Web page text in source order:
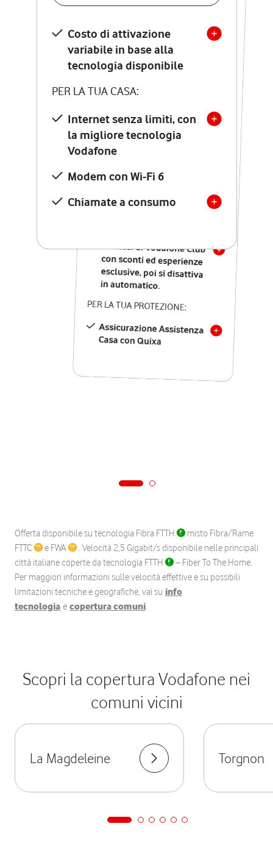
Costo di attivazione
variabile in base alla
tecnologia disponibile
PER LA TUA CASA:
Internet senza limiti, con
la migliore tecnologia
Vodafone
Modem con Wi-Fi 6
Chiamate a consumo
Costo di attivazione
variabile in base alla
tecnologia disponibile
PER LA TUA CASA:
Internet senza limiti, con
la migliore tecnologia
Vodafone
Modem Seven con Wi-Fi 7
Chiamate illimitate verso
numeri fissi e mobili
nazionali
12 mesi di Vodafone Club
con sconti ed esperienze
esclusive, poi si disattiva
in automatico.
PER LA TUA PROTEZIONE:
Assicurazione Assistenza
Casa con Quixa
Offerta disponibile su tecnologia Fibra FTTH
misto Fibra/Rame
FTTC
e FWA
. Velocità 2,5 Gigabit/s disponibile nelle principali
città italiane coperte da tecnologia FTTH
– Fiber To The Home.
Per maggiori informazioni sulle velocità effettive e su possibili
limitazioni tecniche e geografiche, vai su info
tecnologia e copertura comuni.
Scopri la copertura Vodafone nei
comuni vicini
La Magdeleine Torgnon